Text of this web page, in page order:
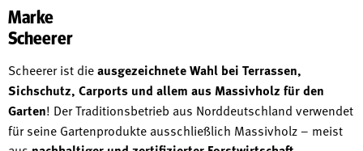
Marke
Scheerer
Scheerer ist dieausgezeichnete Wahl bei Terrassen,
Sichschutz, Carports und allem aus Massivholz für den
Garten! Der Traditionsbetrieb aus Norddeutschland verwendet
für seine Gartenprodukte ausschließlich Massivholz – meist